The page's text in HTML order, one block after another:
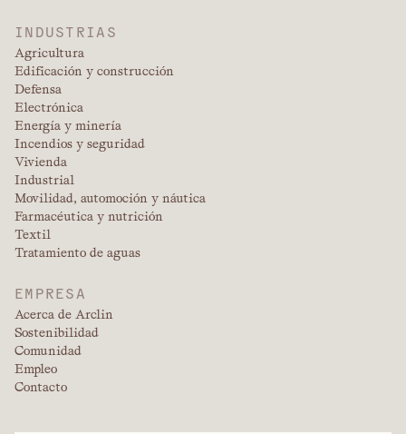
INDUSTRIAS
Agricultura
Edificación y construcción
Defensa
Electrónica
Energía y minería
Incendios y seguridad
Vivienda
Industrial
Movilidad, automoción y náutica
Farmacéutica y nutrición
Textil
Tratamiento de aguas
EMPRESA
Acerca de Arclin
Sostenibilidad
Comunidad
Empleo
Contacto